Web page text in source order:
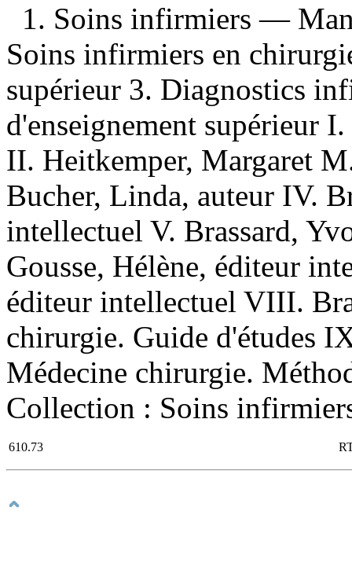
1. Soins infirmiers —
Soins infirmiers en
supérieur 3. Diagnostics
d'enseignement supérieur
II. Heitkemper, Margaret
Bucher, Linda, auteur IV.
intellectuel V. Brassard,
Gousse, Hélène, éditeur
éditeur intellectuel VIII.
chirurgie. Guide d'études
Médecine chirurgie.
Collection : Soins
610.73